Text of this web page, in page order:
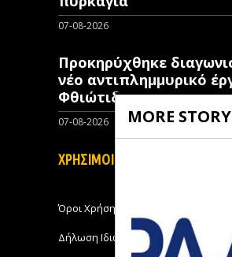
MORE STORY
07-08-2026
Προκηρύχθηκε
νέo αντιπλημμυρικό
Φθιώτιδα
07-08-2026
ΧΡΗΣΙΜΟΙ ΣΥΝΔΕΣΜΟΙ
Όροι Χρήσης
Δήλωση Ιδιωτικότητας